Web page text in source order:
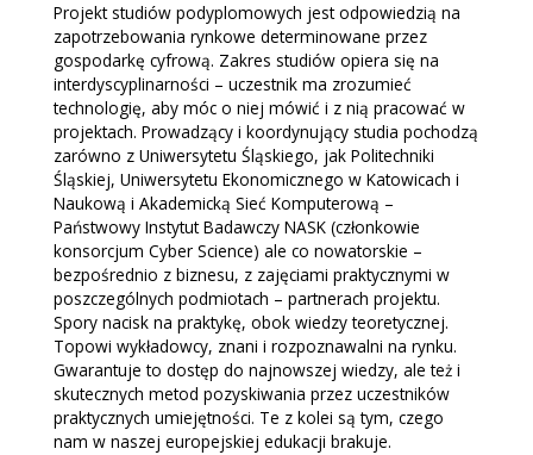
Projekt studiów podyplomowych jest odpowiedzią na
zapotrzebowania rynkowe determinowane przez
gospodarkę cyfrową. Zakres studiów opiera się na
interdyscyplinarności – uczestnik ma zrozumieć
technologię, aby móc o niej mówić i z nią pracować w
projektach. Prowadzący i koordynujący studia pochodzą
zarówno z Uniwersytetu Śląskiego, jak Politechniki
Śląskiej, Uniwersytetu Ekonomicznego w Katowicach i
Naukową i Akademicką Sieć Komputerową –
Państwowy Instytut Badawczy NASK (członkowie
konsorcjum Cyber Science) ale co nowatorskie –
bezpośrednio z biznesu, z zajęciami praktycznymi w
poszczególnych podmiotach – partnerach projektu.
Spory nacisk na praktykę, obok wiedzy teoretycznej.
Topowi wykładowcy, znani i rozpoznawalni na rynku.
Gwarantuje to dostęp do najnowszej wiedzy, ale też i
skutecznych metod pozyskiwania przez uczestników
praktycznych umiejętności. Te z kolei są tym, czego
nam w naszej europejskiej edukacji brakuje.